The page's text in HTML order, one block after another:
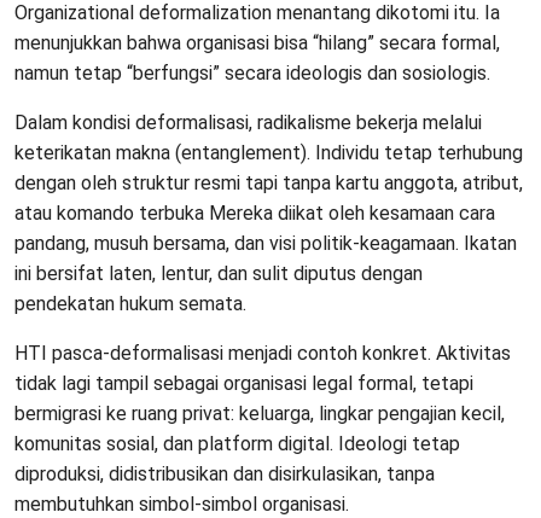
Organizational deformalization menantang dikotomi itu. Ia
menunjukkan bahwa organisasi bisa “hilang” secara formal,
namun tetap “berfungsi” secara ideologis dan sosiologis.
Dalam kondisi deformalisasi, radikalisme bekerja melalui
keterikatan makna (entanglement). Individu tetap terhubung
dengan oleh struktur resmi tapi tanpa kartu anggota, atribut,
atau komando terbuka Mereka diikat oleh kesamaan cara
pandang, musuh bersama, dan visi politik-keagamaan. Ikatan
ini bersifat laten, lentur, dan sulit diputus dengan
pendekatan hukum semata.
HTI pasca-deformalisasi menjadi contoh konkret. Aktivitas
tidak lagi tampil sebagai organisasi legal formal, tetapi
bermigrasi ke ruang privat: keluarga, lingkar pengajian kecil,
komunitas sosial, dan platform digital. Ideologi tetap
diproduksi, didistribusikan dan disirkulasikan, tanpa
membutuhkan simbol-simbol organisasi.